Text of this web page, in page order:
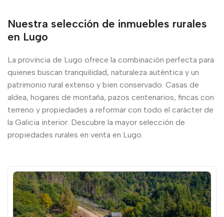
Nuestra selección de inmuebles rurales
en Lugo
La provincia de Lugo ofrece la combinación perfecta para
quienes buscan tranquilidad, naturaleza auténtica y un
patrimonio rural extenso y bien conservado. Casas de
aldea, hogares de montaña, pazos centenarios, fincas con
terreno y propiedades a reformar con todo el carácter de
la Galicia interior. Descubre la mayor selección de
propiedades rurales en venta en Lugo.